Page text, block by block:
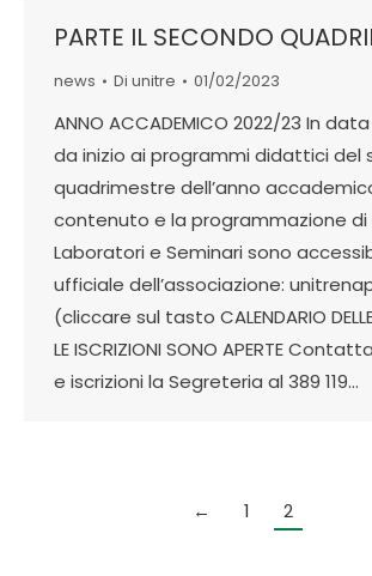
PARTE IL SECONDO
news Di unitre 01/02/2023
ANNO ACCADEMICO 2022/23 In
da inizio ai programmi didattici del
quadrimestre dell’anno
contenuto e la programmazione di
Laboratori e Seminari sono
ufficiale dell’associazione:
(cliccare sul tasto CALENDARIO
LE ISCRIZIONI SONO APERTE
e iscrizioni la Segreteria al 389 119…
← 1 2